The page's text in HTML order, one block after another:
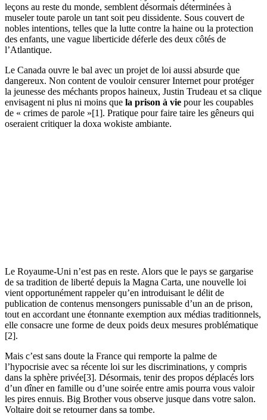
leçons au reste du monde, semblent désormais déterminées à
museler toute parole un tant soit peu dissidente. Sous couvert de
nobles intentions, telles que la lutte contre la haine ou la protection
des enfants, une vague liberticide déferle des deux côtés de
l’Atlantique.
Le Canada ouvre le bal avec un projet de loi aussi absurde que
dangereux. Non content de vouloir censurer Internet pour protéger
la jeunesse des méchants propos haineux, Justin Trudeau et sa clique
envisagent ni plus ni moins que la prison à vie pour les coupables
de « crimes de parole »[1]. Pratique pour faire taire les gêneurs qui
oseraient critiquer la doxa wokiste ambiante.
Le Royaume-Uni n’est pas en reste. Alors que le pays se gargarise
de sa tradition de liberté depuis la Magna Carta, une nouvelle loi
vient opportunément rappeler qu’en introduisant le délit de
publication de contenus mensongers punissable d’un an de prison,
tout en accordant une étonnante exemption aux médias traditionnels,
elle consacre une forme de deux poids deux mesures problématique
[2].
Mais c’est sans doute la France qui remporte la palme de
l’hypocrisie avec sa récente loi sur les discriminations, y compris
dans la sphère privée[3]. Désormais, tenir des propos déplacés lors
d’un dîner en famille ou d’une soirée entre amis pourra vous valoir
les pires ennuis. Big Brother vous observe jusque dans votre salon.
Voltaire doit se retourner dans sa tombe.